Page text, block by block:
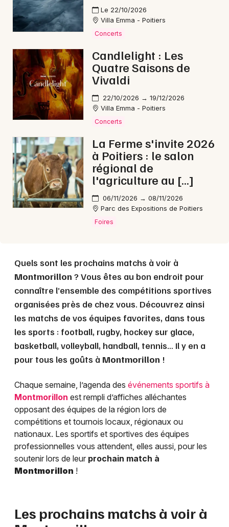
86 - Vienne
Choisir mes départements
Mon email
Je m'abonne
Le 22/10/2026
Villa Emma - Poitiers
Concerts
Candlelight : Les
Quatre Saisons de
Vivaldi
22/10/2026 → 19/12/2026
Villa Emma - Poitiers
Concerts
La Ferme s'invite 2026
à Poitiers : le salon
régional de
l'agriculture au […]
06/11/2026 → 08/11/2026
Parc des Expositions de Poitiers
Foires
Quels sont les prochains matchs à voir à
Montmorillon ? Vous êtes au bon endroit pour
connaître l’ensemble des compétitions sportives
organisées près de chez vous. Découvrez ainsi
les matchs de vos équipes favorites, dans tous
les sports : football, rugby, hockey sur glace,
basketball, volleyball, handball, tennis… Il y en a
pour tous les goûts à Montmorillon !
Chaque semaine, l’agenda des événements sportifs à
Montmorillon est rempli d’affiches alléchantes
opposant des équipes de la région lors de
compétitions et tournois locaux, régionaux ou
nationaux. Les sportifs et sportives des équipes
professionnelles vous attendent, elles aussi, pour les
soutenir lors de leur prochain match à
Montmorillon !
Les prochains matchs à voir à